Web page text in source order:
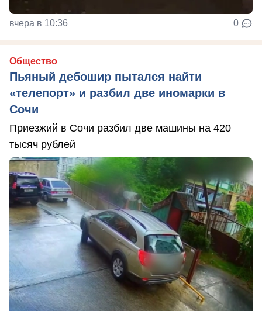
вчера в 10:36 0
Общество
Пьяный дебошир пытался найти
«телепорт» и разбил две иномарки в
Сочи
Приезжий в Сочи разбил две машины на 420
тысяч рублей